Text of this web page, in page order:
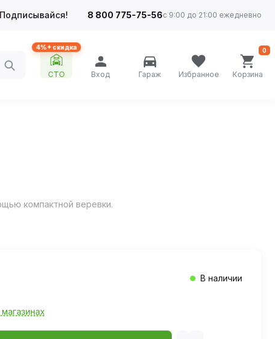
Подписывайся! 8 800 775-75-56с 9:00 до 21:00 ежедневно
4%+ скидка
СТО Вход Гараж Избранное Корзина
0
компактной веревки.
В наличии